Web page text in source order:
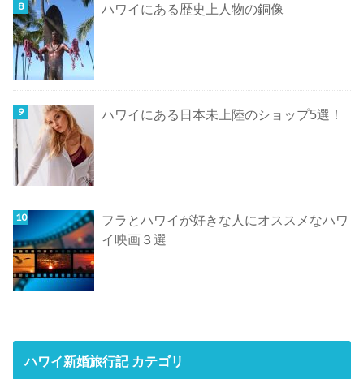
ハワイにある歴史上人物の銅像
ハワイにある日本未上陸のショップ5選！
フラとハワイが好きな人にオススメなハワ
イ映画３選
ハワイ新婚旅行記 カテゴリ